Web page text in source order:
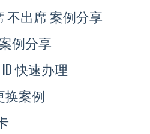
不出席 案例分享
例分享
快速办理
换案例